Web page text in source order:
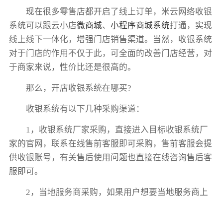
现在很多零售店都开启了线上订单，米云网络收银
系统可以跟云小店微商城、 小程序商城系统打通，实现
线上线下一体化，增强门店销售渠道。当然，收银系统
对于门店的作用不仅于此，可全面的改善门店经营，对
于商家来说，性价比还是很高的。
那么，开店收银系统在哪买?
收银系统有以下几种采购渠道：
1，收银系统厂家采购，直接进入目标收银系统厂
家的官网，联系在线售前客服即可采购，售前客服会提
供收银账号，有关售后使用问题也直接在线咨询售后客
服即可。
2，当地服务商采购，如果用户想要当地服务商上